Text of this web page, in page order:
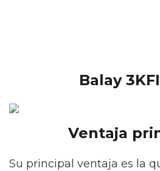
Balay
Ventaja
Su principal ventaja es la